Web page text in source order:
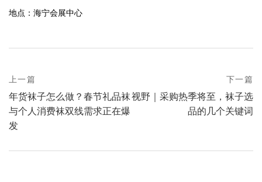
地点：海宁会展中心
Post
navigation
上一篇
postPrevious
page
年货袜子怎么做？春节礼品袜
与个人消费袜双线需求正在爆
发
下一篇
next
视野｜采购热季将至，袜子选
品的几个关键词